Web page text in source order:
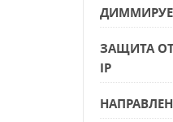
Eurosvet
Favourite
Freya
F-PROMO
Globo
ЗАЩИТА
IP